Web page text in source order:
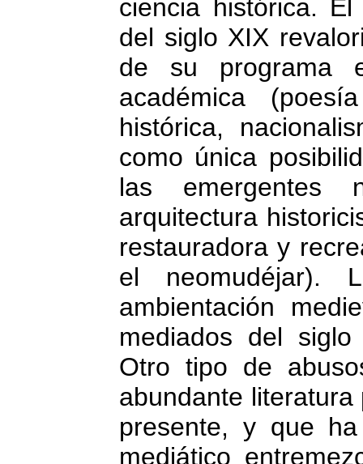
ciencia histórica.
del siglo XIX
de su programa
académica
histórica,
como única
las emergentes
arquitectura
restauradora y
el neomudéjar).
ambientación
mediados del
Otro tipo de
abundante
presente, y que
mediático